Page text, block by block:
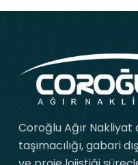
Coroğlu Ağır Nakliyat
taşımacılığı, gabari